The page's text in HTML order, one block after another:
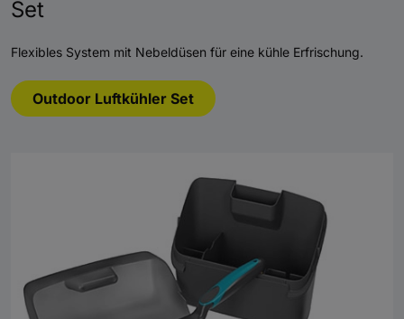
Set
Flexibles System mit Nebeldüsen für eine kühle Erfrischung.
Outdoor Luftkühler Set